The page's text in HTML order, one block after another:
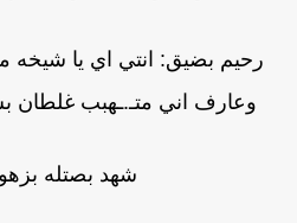
رحيم بضيق: انتي اي يا شيخه
وعارف اني متـ.ـهبب غلطان
شهد بصتله